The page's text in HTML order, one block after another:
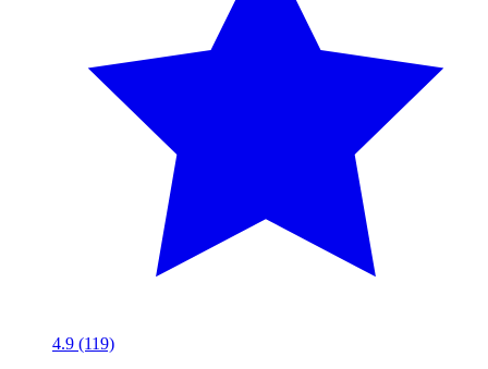
4.9 (119)